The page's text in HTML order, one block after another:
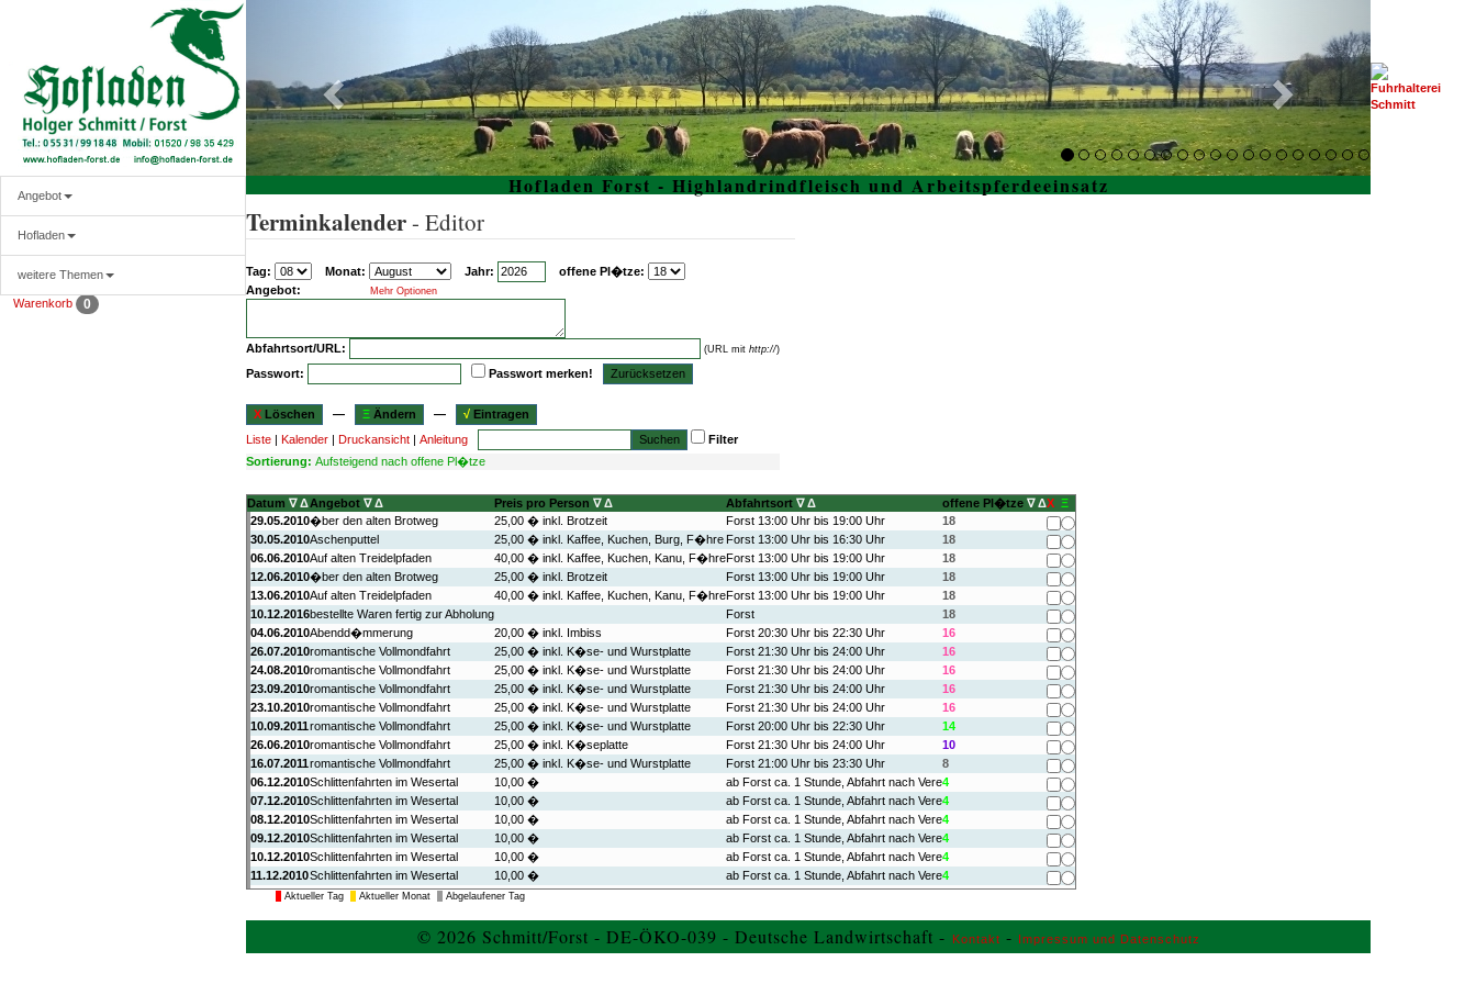
Angebot
Hofladen
weitere Themen
Warenkorb 0
Hofladen Forst - Highlandrindfleisch und Arbeitspferdeeinsatz
Terminkalender- Editor
Tag: Monat: Jahr:
offene Pl�tze:
Angebot:
Mehr Optionen
Abfahrtsort/URL: (URL mit http://)
Passwort: Passwort merken!
X Löschen — Ξ Ändern — √ Eintragen
Liste | Kalender | Druckansicht | Anleitung
Filter
Sortierung: Aufsteigend nach offene Pl�tze
Datum ∇ ΔAngebot ∇ Δ Preis pro Person ∇ Δ Abfahrtsort ∇ Δ offene Pl�tze ∇ ΔX Ξ
29.05.2010�ber den alten Brotweg 25,00 � inkl. Brotzeit Forst 13:00 Uhr bis 19:00 Uhr
18
30.05.2010Aschenputtel 25,00 � inkl. Kaffee, Kuchen, Burg, F�hre Forst 13:00 Uhr bis 16:30 Uhr
18
06.06.2010Auf alten Treidelpfaden 40,00 � inkl. Kaffee, Kuchen, Kanu, F�hreForst 13:00 Uhr bis 19:00 Uhr
18
12.06.2010�ber den alten Brotweg 25,00 � inkl. Brotzeit Forst 13:00 Uhr bis 19:00 Uhr
18
13.06.2010Auf alten Treidelpfaden 40,00 � inkl. Kaffee, Kuchen, Kanu, F�hreForst 13:00 Uhr bis 19:00 Uhr
18
10.12.2016bestellte Waren fertig zur Abholung Forst
18
04.06.2010Abendd�mmerung 20,00 � inkl. Imbiss Forst 20:30 Uhr bis 22:30 Uhr
16
26.07.2010romantische Vollmondfahrt 25,00 � inkl. K�se- und Wurstplatte Forst 21:30 Uhr bis 24:00 Uhr
16
24.08.2010romantische Vollmondfahrt 25,00 � inkl. K�se- und Wurstplatte Forst 21:30 Uhr bis 24:00 Uhr
16
23.09.2010romantische Vollmondfahrt 25,00 � inkl. K�se- und Wurstplatte Forst 21:30 Uhr bis 24:00 Uhr
16
23.10.2010romantische Vollmondfahrt 25,00 � inkl. K�se- und Wurstplatte Forst 21:30 Uhr bis 24:00 Uhr
16
10.09.2011romantische Vollmondfahrt 25,00 � inkl. K�se- und Wurstplatte Forst 20:00 Uhr bis 22:30 Uhr
14
26.06.2010romantische Vollmondfahrt 25,00 � inkl. K�seplatte Forst 21:30 Uhr bis 24:00 Uhr
10
16.07.2011romantische Vollmondfahrt 25,00 � inkl. K�se- und Wurstplatte Forst 21:00 Uhr bis 23:30 Uhr
8
06.12.2010Schlittenfahrten im Wesertal 10,00 � ab Forst ca. 1 Stunde, Abfahrt nach Vere4
07.12.2010Schlittenfahrten im Wesertal 10,00 � ab Forst ca. 1 Stunde, Abfahrt nach Vere4
08.12.2010Schlittenfahrten im Wesertal 10,00 � ab Forst ca. 1 Stunde, Abfahrt nach Vere4
09.12.2010Schlittenfahrten im Wesertal 10,00 � ab Forst ca. 1 Stunde, Abfahrt nach Vere4
10.12.2010Schlittenfahrten im Wesertal 10,00 � ab Forst ca. 1 Stunde, Abfahrt nach Vere4
11.12.2010Schlittenfahrten im Wesertal 10,00 � ab Forst ca. 1 Stunde, Abfahrt nach Vere4
12.12.2010Schlittenfahrten im Wesertal 10,00 � ab Forst ca. 1 Stunde, Abfahrt nach Vere4
Schlittenfahrten im Wesertal 10,00 � ab Forst ca. 1 Stunde, Abfahrt nach Vere
Aktueller Tag Aktueller Monat Abgelaufener Tag
© 2026 Schmitt/Forst - DE-ÖKO-039 - Deutsche Landwirtschaft - Kontakt - Impressum und Datenschutz